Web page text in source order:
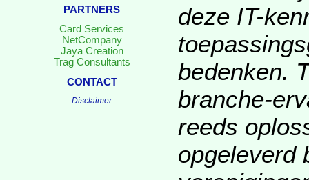
PARTNERS
Card Services
NetCompany
Jaya Creation
Trag Consultants
CONTACT
Disclaimer
deze IT-
bedenken.
branche-
reeds
opgeleverd